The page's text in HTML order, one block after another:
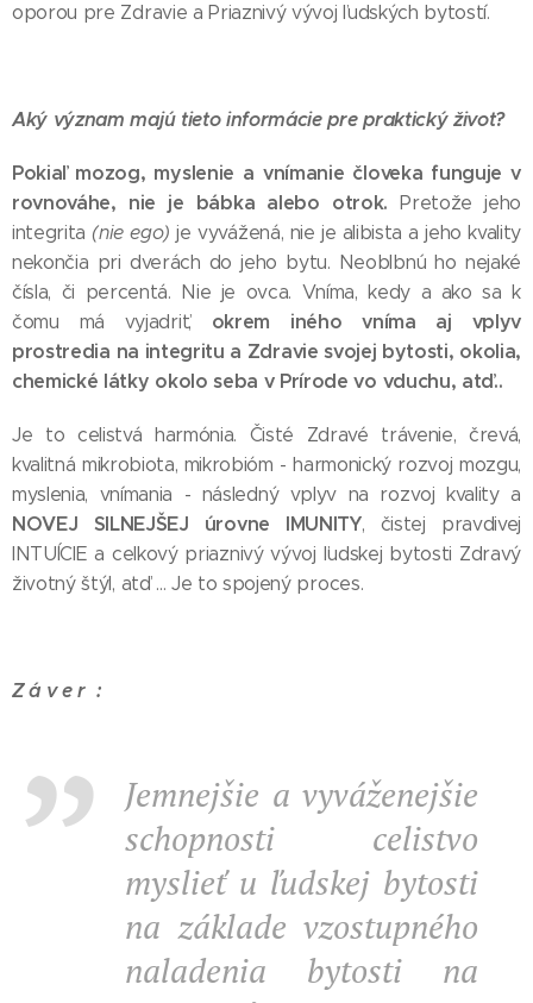
oporou pre Zdravie a Priaznivý vývoj ľudských bytostí.
Aký význam majú tieto informácie pre praktický život?
Pokiaľ mozog, myslenie a vnímanie človeka funguje v
rovnováhe, nie je bábka alebo otrok.Pretože jeho
integrita (nie ego)je vyvážená, nie je alibista a jeho kvality
nekončia pri dverách do jeho bytu. Neoblbnú ho nejaké
čísla, či percentá. Nie je ovca. Vníma, kedy a ako sa k
čomu má vyjadriť, okrem iného vníma aj vplyv
prostredia na integritu a Zdravie svojej bytosti, okolia,
chemické látky okolo seba v Prírode vo vduchu, atď..
Je to celistvá harmónia. Čisté Zdravé trávenie, črevá,
kvalitná mikrobiota, mikrobióm - harmonický rozvoj mozgu,
myslenia, vnímania - následný vplyv na rozvoj kvality a
NOVEJ SILNEJŠEJ úrovne IMUNITY, čistej pravdivej
INTUÍCIE a celkový priaznivý vývoj ľudskej bytosti Zdravý
životný štýl, atď ... Je to spojený proces.
Z á v e r :
Jemnejšie a vyváženejšie
schopnosti celistvo
myslieť u ľudskej bytosti
na základe vzostupného
naladenia bytosti na